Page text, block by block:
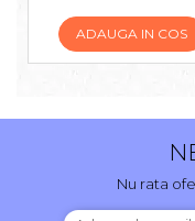
ADAUGA IN COS
Nu rata